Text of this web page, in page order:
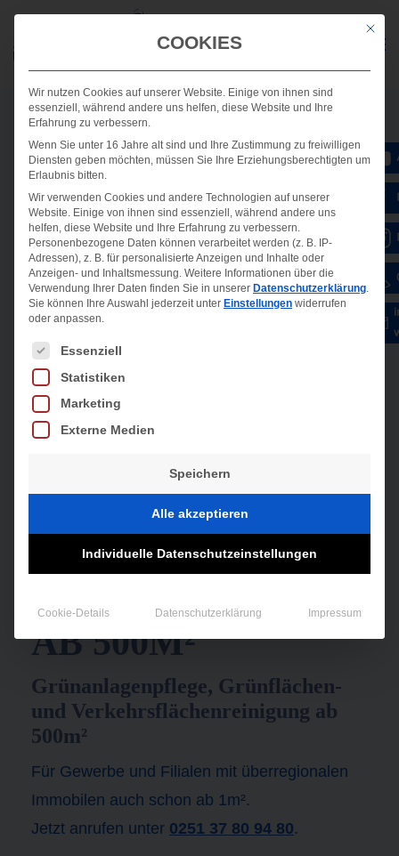
WINTERDIENST
AB 500M²
Grünanlagenpflege, Grünflächen-
und Verkehrsflächenreinigung ab
500m²
Für Gewerbe und Filialen mit überregionalen
Immobilen auch schon ab 1m².
Jetzt anrufen unter 0251 37 80 94 80.
Mit
COOKIES
Wir nutzen Cookies auf unserer Website. Einige von ihnen sind
essenziell, während andere uns helfen, diese Website und Ihre
Erfahrung zu verbessern.
Wenn Sie unter 16 Jahre alt sind und Ihre Zustimmung zu freiwilligen
Diensten geben möchten, müssen Sie Ihre Erziehungsberechtigten um
Erlaubnis bitten.
Wir verwenden Cookies und andere Technologien auf unserer
Website. Einige von ihnen sind essenziell, während andere uns
helfen, diese Website und Ihre Erfahrung zu verbessern.
Personenbezogene Daten können verarbeitet werden (z. B. IP-
Adressen), z. B. für personalisierte Anzeigen und Inhalte oder
Anzeigen- und Inhaltsmessung. Weitere Informationen über die
Verwendung Ihrer Daten finden Sie in unserer Datenschutzerklärung.
Sie können Ihre Auswahl jederzeit unter Einstellungen widerrufen
oder anpassen.
Es folgt eine Liste der Service-Gruppen, für die
Essenziell
Statistiken
Marketing
Externe Medien
Speichern
Alle akzeptieren
Individuelle Datenschutzeinstellungen
Cookie-Details Datenschutzerklärung Impressum